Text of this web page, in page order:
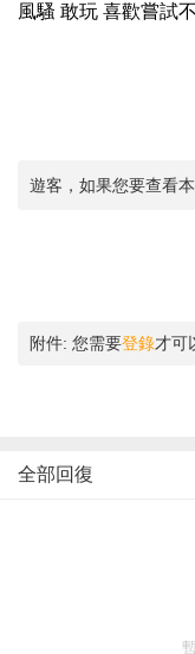
風騷 敢玩 喜歡嘗試
遊客，如果您要查看
附件: 您需要登錄才可
全部回復